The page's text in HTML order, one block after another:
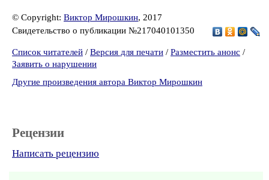
© Copyright: Виктор Мирошкин, 2017
Свидетельство о публикации №217040101350
Список читателей / Версия для печати / Разместить анонс /
Заявить о нарушении
Другие произведения автора Виктор Мирошкин
Рецензии
Написать рецензию